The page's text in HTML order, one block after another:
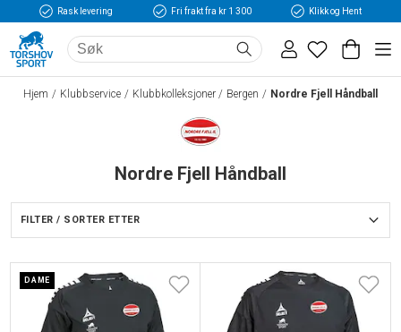
Rask levering Fri frakt fra kr 1 300 Klikk og Hent
Hjem Klubbservice Klubbkolleksjoner Bergen Nordre Fjell Håndball
Nordre Fjell Håndball
FILTER / SORTER ETTER
DAME